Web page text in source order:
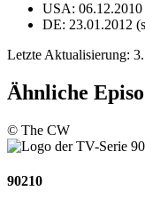
USA:
DE: 23.01.2012
Letzte Aktualisierung:
Ähnliche
© The CW
90210